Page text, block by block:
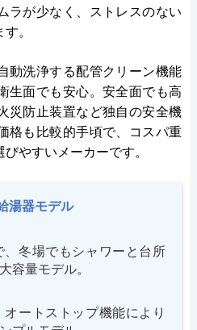
ラが少なく、ストレスのない
。
動洗浄する配管クリーン機能
生面でも安心。安全面でも高
災防止装置など独自の安全機
格も比較的手頃で、コスパ重
やすいメーカーです。
湯器モデル
、冬場でもシャワーと台所
容量モデル。
ートストップ機能により